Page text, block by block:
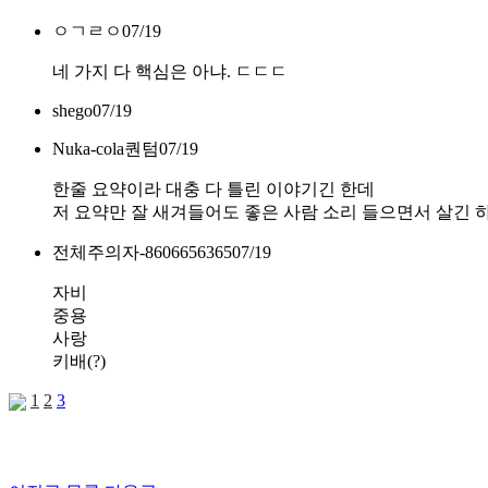
ㅇㄱㄹㅇ07/19
네 가지 다 핵심은 아냐. ㄷㄷㄷ
shego07/19
Nuka-cola퀀텀07/19
한줄 요약이라 대충 다 틀린 이야기긴 한데
저 요약만 잘 새겨들어도 좋은 사람 소리 들으면서 살긴
전체주의자-860665636507/19
자비
중용
사랑
키배(?)
1 2 3